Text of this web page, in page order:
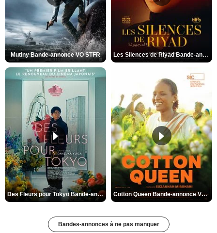
Mutiny Bande-annonce VO STFR Les Silences de Riyad Bande-annonce VO STFR
Des Fleurs pour Tokyo Bande-annonce VO STFR Cotton Queen Bande-annonce VO STFR
Bandes-annonces à ne pas manquer